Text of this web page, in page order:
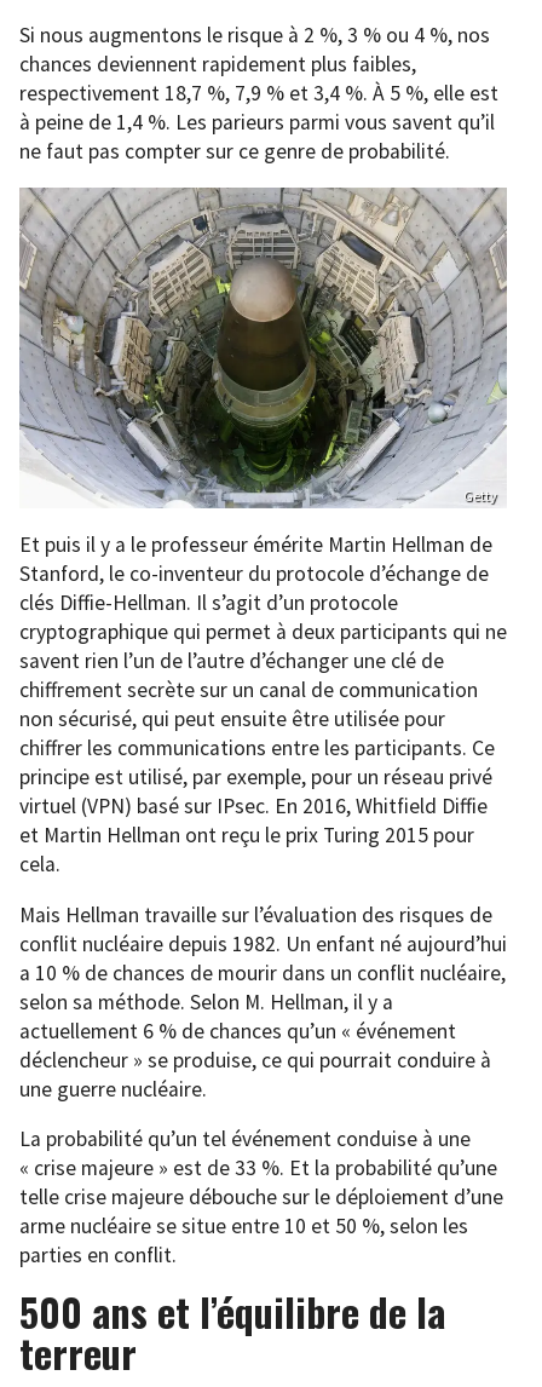
Si nous augmentons le risque à 2 %, 3 % ou 4 %, nos
chances deviennent rapidement plus faibles,
respectivement 18,7 %, 7,9 % et 3,4 %. À 5 %, elle est
à peine de 1,4 %. Les parieurs parmi vous savent qu’il
ne faut pas compter sur ce genre de probabilité.
Getty
Et puis il y a le professeur émérite Martin Hellman de
Stanford, le co-inventeur du protocole d’échange de
clés Diffie-Hellman. Il s’agit d’un protocole
cryptographique qui permet à deux participants qui ne
savent rien l’un de l’autre d’échanger une clé de
chiffrement secrète sur un canal de communication
non sécurisé, qui peut ensuite être utilisée pour
chiffrer les communications entre les participants. Ce
principe est utilisé, par exemple, pour un réseau privé
virtuel (VPN) basé sur IPsec. En 2016, Whitfield Diffie
et Martin Hellman ont reçu le prix Turing 2015 pour
cela.
Mais Hellman travaille sur l’évaluation des risques de
conflit nucléaire depuis 1982. Un enfant né aujourd’hui
a 10 % de chances de mourir dans un conflit nucléaire,
selon sa méthode. Selon M. Hellman, il y a
actuellement 6 % de chances qu’un « événement
déclencheur » se produise, ce qui pourrait conduire à
une guerre nucléaire.
La probabilité qu’un tel événement conduise à une
« crise majeure » est de 33 %. Et la probabilité qu’une
telle crise majeure débouche sur le déploiement d’une
arme nucléaire se situe entre 10 et 50 %, selon les
parties en conflit.
500 ans et l’équilibre de la
terreur